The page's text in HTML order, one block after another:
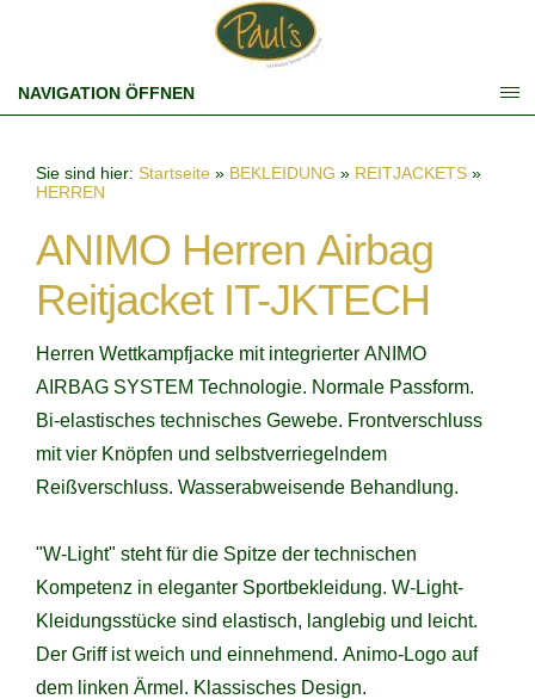
NAVIGATION ÖFFNEN
Sie sind hier: Startseite » BEKLEIDUNG » REITJACKETS »
HERREN
ANIMO Herren Airbag
Reitjacket IT-JKTECH
Herren Wettkampfjacke mit integrierter ANIMO
AIRBAG SYSTEM Technologie. Normale Passform.
Bi-elastisches technisches Gewebe. Frontverschluss
mit vier Knöpfen und selbstverriegelndem
Reißverschluss. Wasserabweisende Behandlung.
"W-Light" steht für die Spitze der technischen
Kompetenz in eleganter Sportbekleidung. W-Light-
Kleidungsstücke sind elastisch, langlebig und leicht.
Der Griff ist weich und einnehmend. Animo-Logo auf
dem linken Ärmel. Klassisches Design.